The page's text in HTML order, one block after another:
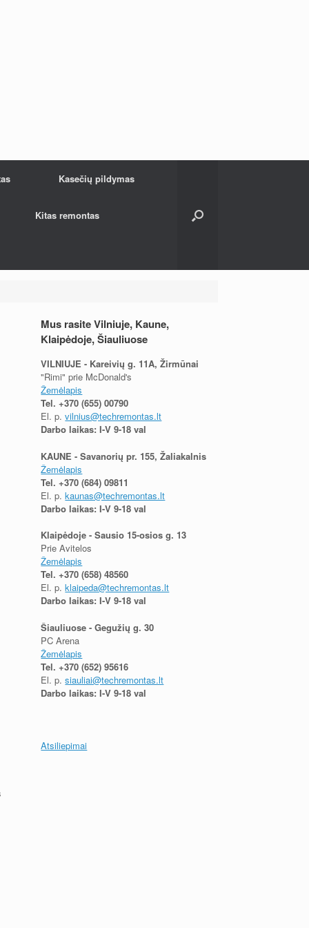
Kasečių pildymas
Kitas remontas
Mus rasite Vilniuje, Kaune,
Klaipėdoje, Šiauliuose
VILNIUJE - Kareivių g. 11A, Žirmūnai
"Rimi" prie McDonald's
Žemėlapis
Tel.+370 (655) 00790
El. p.vilnius@techremontas.lt
Darbo laikas: I-V 9-18 val
KAUNE - Savanorių pr. 155, Žaliakalnis
Žemėlapis
Tel.+370 (684) 09811
El. p.kaunas@techremontas.lt
Darbo laikas: I-V 9-18 val
Klaipėdoje - Sausio 15-osios g. 13
Prie Avitelos
Žemėlapis
Tel.+370 (658) 48560
El. p.klaipeda@techremontas.lt
Darbo laikas: I-V 9-18 val
Šiauliuose - Gegužių g. 30
PC Arena
Žemėlapis
Tel.+370 (652) 95616
El. p.siauliai@techremontas.lt
Darbo laikas: I-V 9-18 val
Atsiliepimai